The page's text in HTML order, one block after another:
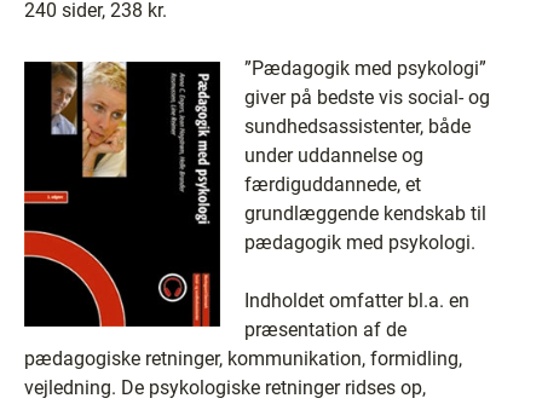
240 sider, 238 kr.
”Pædagogik med psykologi”
giver på bedste vis social- og
sundhedsassistenter, både
under uddannelse og
færdiguddannede, et
grundlæggende kendskab til
pædagogik med psykologi.
Indholdet omfatter bl.a. en
præsentation af de
pædagogiske retninger, kommunikation, formidling,
vejledning. De psykologiske retninger ridses op,